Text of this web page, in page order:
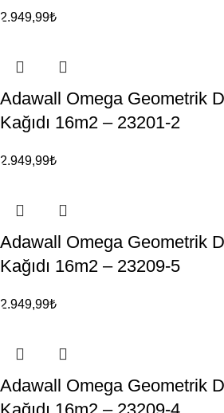
2.949,99₺
Adawall Omega Geometrik
Kağıdı 16m2 – 23201-2
2.949,99₺
Adawall Omega Geometrik
Kağıdı 16m2 – 23209-5
2.949,99₺
Adawall Omega Geometrik